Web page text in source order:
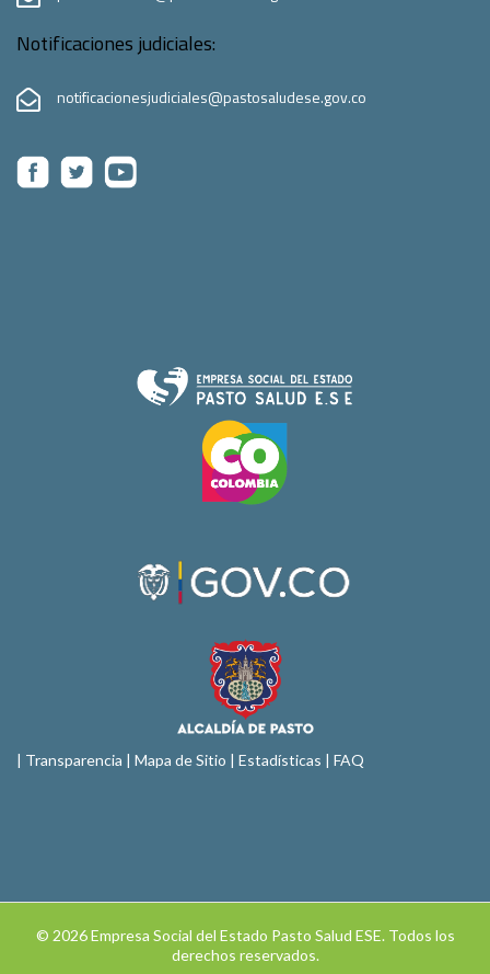
Notificaciones judiciales:
notificacionesjudiciales@pastosaludese.gov.co
| Transparencia | Mapa de Sitio | Estadísticas | FAQ
© 2026 Empresa Social del Estado Pasto Salud ESE. Todos los
derechos reservados.